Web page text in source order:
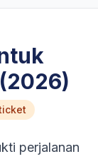
perjalanan